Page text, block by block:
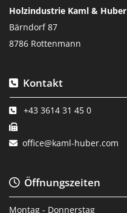
Holzindustrie Kaml & Huber
Bärndorf 87
8786 Rottenmann
 Kontakt
 +43 3614 31 45 0

 office@kaml-huber.com
Öffnungszeiten
Montag - Donnerstag